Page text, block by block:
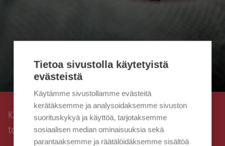
Kaisanet ›Vanhat Cisco-kaapelimodeemit lakkaavat
toimimasta
Tietoa sivustolla käytetyistä
evästeistä
Käytämme sivustollamme evästeitä
kerätäksemme ja analysoidaksemme sivuston
suorituskykyä ja käyttöä, tarjotaksemme
sosiaalisen median ominaisuuksia sekä
parantaaksemme ja räätälöidäksemme sisältöä